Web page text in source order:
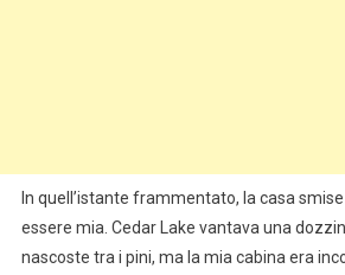
In quell’istante frammentato, la casa
essere mia. Cedar Lake vantava una
nascoste tra i pini, ma la mia cabina era